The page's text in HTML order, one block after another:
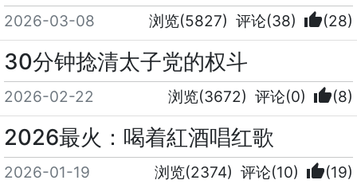
2026-03-08 浏览(5827) 评论(38) thumb_up(28)
30分钟捻清太子党的权斗
2026-02-22 浏览(3672) 评论(0) thumb_up(8)
2026最火：喝着紅酒唱红歌
2026-01-19 浏览(2374) 评论(10) thumb_up(19)